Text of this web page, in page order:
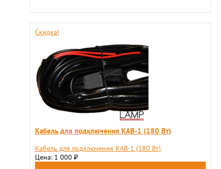
Скидка!
Кабель для подключения KAB-1 (180 Вт)
Кабель для подключения KAB-1 (180 Вт)
Цена: 1 000 ₽